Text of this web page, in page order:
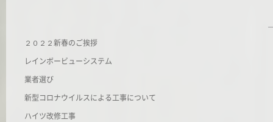
２０２２新春のご挨拶
レインボービューシステム
業者選び
新型コロナウイルスによる工事について
ハイツ改修工事